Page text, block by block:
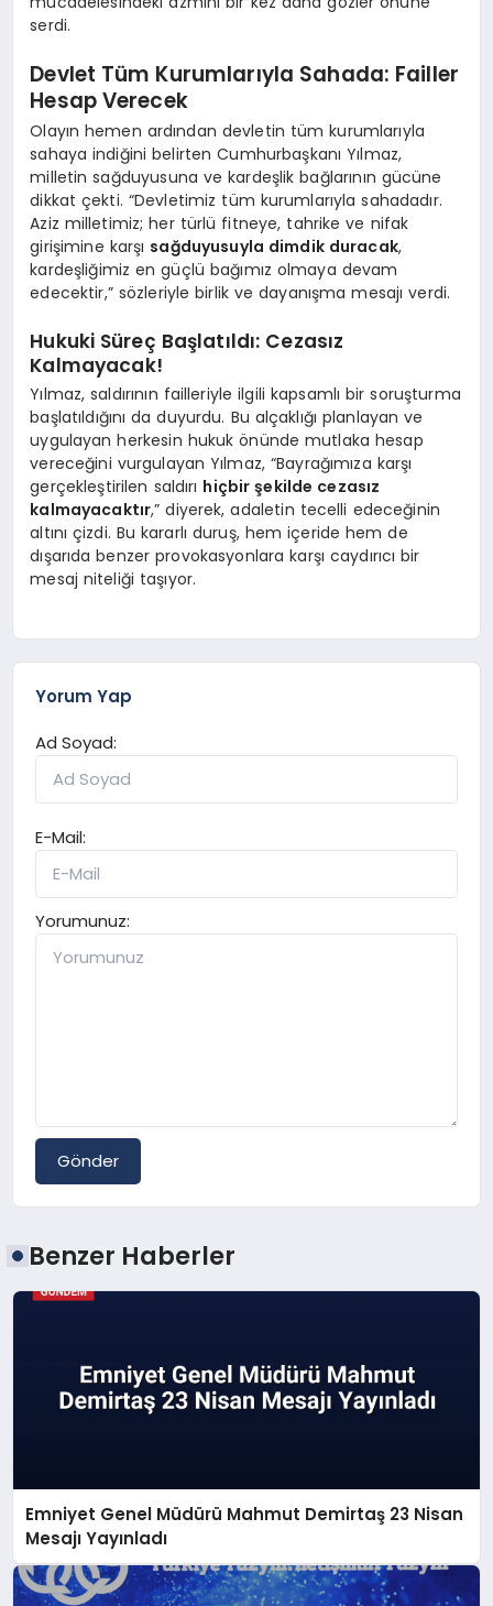
serdi.
Devlet Tüm Kurumlarıyla Sahada: Failler
Hesap Verecek
Olayın hemen ardından devletin tüm kurumlarıyla
sahaya indiğini belirten Cumhurbaşkanı Yılmaz,
milletin sağduyusuna ve kardeşlik bağlarının gücüne
dikkat çekti. “Devletimiz tüm kurumlarıyla sahadadır.
Aziz milletimiz; her türlü fitneye, tahrike ve nifak
girişimine karşı sağduyusuyla dimdik duracak,
kardeşliğimiz en güçlü bağımız olmaya devam
edecektir,” sözleriyle birlik ve dayanışma mesajı verdi.
Hukuki Süreç Başlatıldı: Cezasız
Kalmayacak!
Yılmaz, saldırının failleriyle ilgili kapsamlı bir soruşturma
başlatıldığını da duyurdu. Bu alçaklığı planlayan ve
uygulayan herkesin hukuk önünde mutlaka hesap
vereceğini vurgulayan Yılmaz, “Bayrağımıza karşı
gerçekleştirilen saldırı hiçbir şekilde cezasız
kalmayacaktır,” diyerek, adaletin tecelli edeceğinin
altını çizdi. Bu kararlı duruş, hem içeride hem de
dışarıda benzer provokasyonlara karşı caydırıcı bir
mesaj niteliği taşıyor.
Yorum Yap
Ad Soyad:
E-Mail:
Yorumunuz:
Gönder
Benzer Haberler
Emniyet Genel Müdürü Mahmut Demirtaş 23 Nisan
Mesajı Yayınladı